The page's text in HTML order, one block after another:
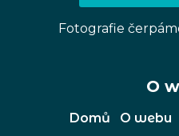
Fotografie
O
Domů O webu